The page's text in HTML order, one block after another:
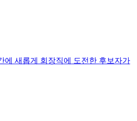
에 새롭게 회장직에 도전한 후보자가